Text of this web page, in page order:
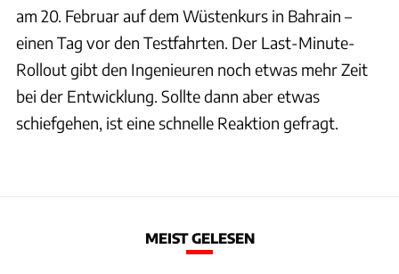
am 20. Februar auf dem Wüstenkurs in Bahrain –
einen Tag vor den Testfahrten. Der Last-Minute-
Rollout gibt den Ingenieuren noch etwas mehr Zeit
bei der Entwicklung. Sollte dann aber etwas
schiefgehen, ist eine schnelle Reaktion gefragt.
MEIST GELESEN